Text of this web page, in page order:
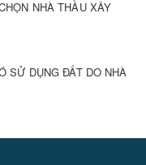
NHÀ THẦU XÂY
SỬ DỤNG ĐẤT DO NHÀ